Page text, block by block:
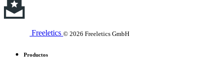
Freeletics © 2026 Freeletics GmbH
Productos